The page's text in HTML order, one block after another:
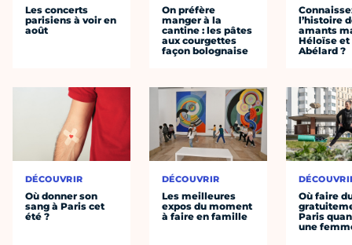
Les concerts
parisiens à voir en
août
DÉCOUVRIR
Où donner son
sang à Paris cet
été ?
On préfère
manger à la
cantine : les pâtes
aux courgettes
façon bolognaise
DÉCOUVRIR
Les meilleures
expos du moment
à faire en famille
l’histoire
amants
Héloïse et
Abélard ?
Où faire
Paris
une